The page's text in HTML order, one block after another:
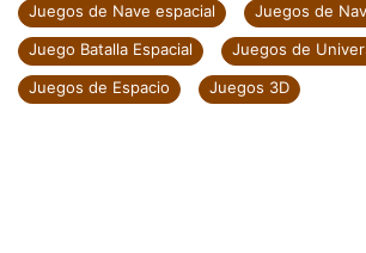
Juegos de Nave espacial
Juegos de
Juego Batalla Espacial
Juegos de
Juegos de Espacio
Juegos 3D